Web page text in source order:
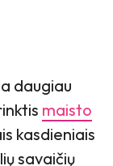
daugiau
maisto
kasdieniais
savaičių